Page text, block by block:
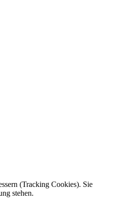
(Tracking Cookies). Sie
stehen.